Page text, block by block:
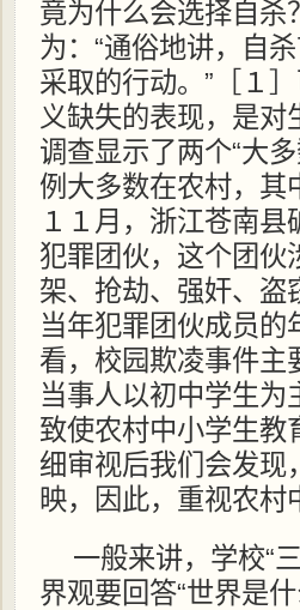
竟为什么会选择自杀
为：“通俗地讲，自
采取的行动。”［１
义缺失的表现，是
调查显示了两个“大
例大多数在农村，其
１１月，浙江苍南县
犯罪团伙，这个团伙
架、抢劫、强奸、盗
当年犯罪团伙成员
看，校园欺凌事件主
当事人以初中学生
致使农村中小学生教
细审视后我们会发现
映，因此，重视农
一般来讲，学校“
界观要回答“世界是